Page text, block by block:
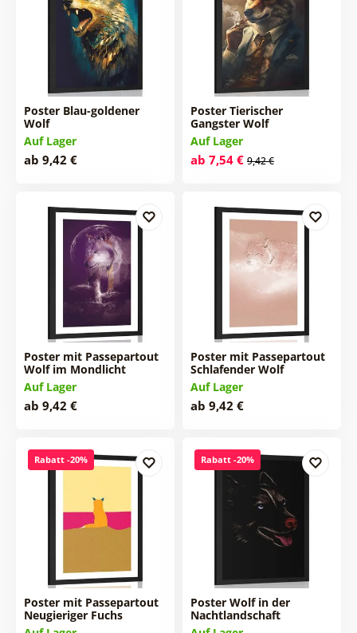
Poster Blau-goldener
Wolf
Auf Lager
ab 9,42 €
Poster Tierischer
Gangster Wolf
Auf Lager
ab 7,54 € 9,42 €
Poster mit Passepartout
Wolf im Mondlicht
Auf Lager
ab 9,42 €
Poster mit Passepartout
Schlafender Wolf
Auf Lager
ab 9,42 €
Rabatt -20%
Poster mit Passepartout
Neugieriger Fuchs
Rabatt -20%
Poster Wolf in der
Nachtlandschaft